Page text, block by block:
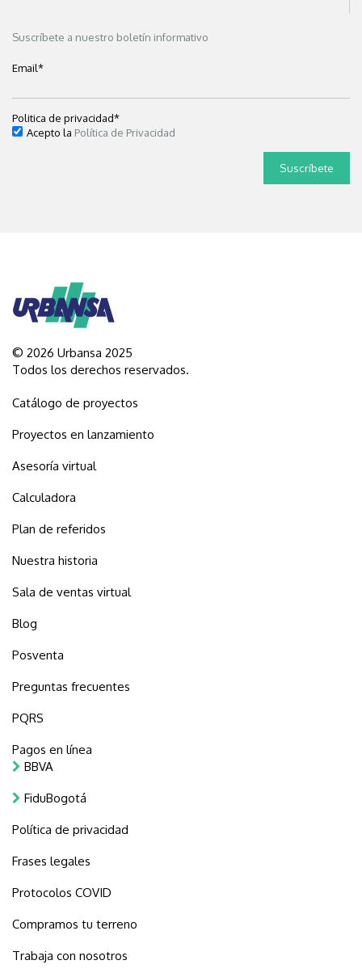
Suscríbete a nuestro boletín informativo
Email*
Politica de privacidad*
Acepto la Política de Privacidad
© 2026 Urbansa 2025
Todos los derechos reservados.
Catálogo de proyectos
Proyectos en lanzamiento
Asesoría virtual
Calculadora
Plan de referidos
Nuestra historia
Sala de ventas virtual
Blog
Posventa
Preguntas frecuentes
PQRS
Pagos en línea
BBVA
FiduBogotá
Política de privacidad
Frases legales
Protocolos COVID
Compramos tu terreno
Trabaja con nosotros